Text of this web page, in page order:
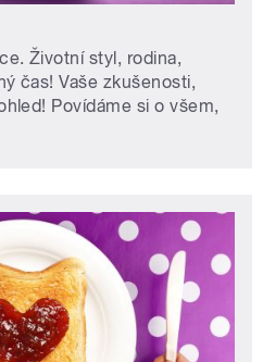
Životní styl, rodina,
čas! Vaše zkušenosti,
Povídáme si o všem,